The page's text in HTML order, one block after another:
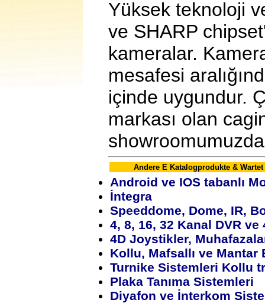
Yüksek teknoloji
ve SHARP
kameralar.
mesafesi
içinde uygundur.
markası olan
Andere E Katalogprodukte & Wartet
Android ve IOS tabanlı
İntegra
Speeddome, Dome, IR,
4, 8, 16, 32 Kanal DVR ve
4D Joystikler,
Kollu, Mafsallı ve Mantar
Turnike Sistemleri Kollu
Plaka Tanıma Sistemleri
Diyafon ve İnterkom